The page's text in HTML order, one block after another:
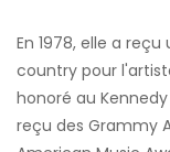
En 1978, elle a
country pour
honoré au
reçu des Grammy